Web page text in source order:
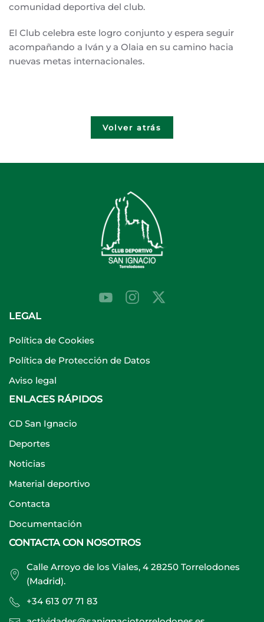
comunidad deportiva del club.
El Club celebra este logro conjunto y espera seguir
acompañando a Iván y a Olaia en su camino hacia
nuevas metas internacionales.
Volver atrás
LEGAL
Política de Cookies
Política de Protección de Datos
Aviso legal
ENLACES RÁPIDOS
CD San Ignacio
Deportes
Noticias
Material deportivo
Contacta
Documentación
CONTACTA CON NOSOTROS
Calle Arroyo de los Viales, 4 28250 Torrelodones
(Madrid).
+34 613 07 71 83